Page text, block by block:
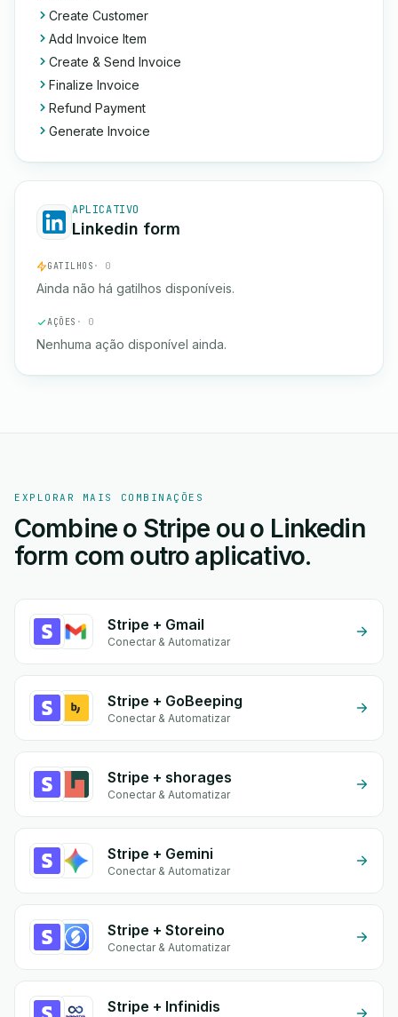
Create Customer
Add Invoice Item
Create & Send Invoice
Finalize Invoice
Refund Payment
Generate Invoice
APLICATIVO
Linkedin form
GATILHOS · 0
Ainda não há gatilhos disponíveis.
AÇÕES · 0
Nenhuma ação disponível ainda.
EXPLORAR MAIS COMBINAÇÕES
Combine o Stripe ou o Linkedin
form com outro aplicativo.
Stripe + Gmail
Conectar & Automatizar
Stripe + GoBeeping
Conectar & Automatizar
Stripe + shorages
Conectar & Automatizar
Stripe + Gemini
Conectar & Automatizar
Stripe + Storeino
Conectar & Automatizar
Stripe + Infinidis